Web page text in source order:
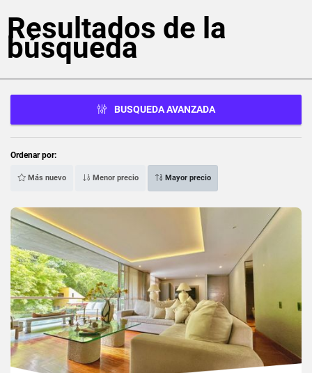
Resultados de la
búsqueda
BUSQUEDA AVANZADA
Ordenar por:
Más nuevo Menor precio Mayor precio